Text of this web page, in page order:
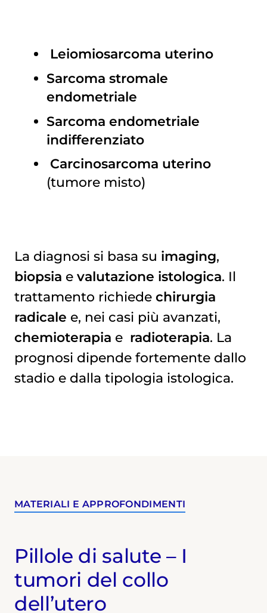
Leiomiosarcoma uterino
Sarcoma stromale
endometriale
Sarcoma endometriale
indifferenziato
Carcinosarcoma uterino
(tumore misto)
La diagnosi si basa su imaging,
biopsia e valutazione istologica. Il
trattamento richiede chirurgia
radicale e, nei casi più avanzati,
chemioterapia e radioterapia. La
prognosi dipende fortemente dallo
stadio e dalla tipologia istologica.
MATERIALI E APPROFONDIMENTI
Pillole di salute – I
tumori del collo
dell’utero